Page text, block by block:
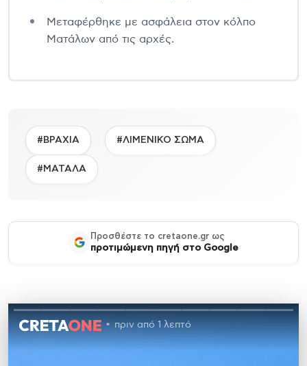
Μεταφέρθηκε με ασφάλεια στον κόλπο
Ματάλων από τις αρχές.
#ΒΡΑΧΙΑ #ΛΙΜΕΝΙΚΟ ΣΩΜΑ
#ΜΑΤΑΛΑ
Προσθέστε το cretaone.gr ως
προτιμώμενη πηγή στο Google
πριν από 1 λεπτό